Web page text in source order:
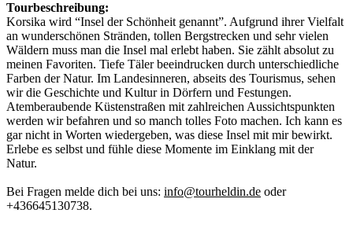
Tourbeschreibung:
Korsika wird “Insel der Schönheit genannt”. Aufgrund ihrer Vielfalt
an wunderschönen Stränden, tollen Bergstrecken und sehr vielen
Wäldern muss man die Insel mal erlebt haben. Sie zählt absolut zu
meinen Favoriten. Tiefe Täler beeindrucken durch unterschiedliche
Farben der Natur. Im Landesinneren, abseits des Tourismus, sehen
wir die Geschichte und Kultur in Dörfern und Festungen.
Atemberaubende Küstenstraßen mit zahlreichen Aussichtspunkten
werden wir befahren und so manch tolles Foto machen. Ich kann es
gar nicht in Worten wiedergeben, was diese Insel mit mir bewirkt.
Erlebe es selbst und fühle diese Momente im Einklang mit der
Natur.
Bei Fragen melde dich bei uns: info@tourheldin.de oder
+436645130738.